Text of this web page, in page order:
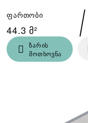
ფართობი
44.3 მ²
ზარის
მოთხოვნა